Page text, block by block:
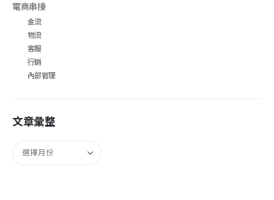
電商串接
金流
物流
客服
行銷
內部管理
文章彙整